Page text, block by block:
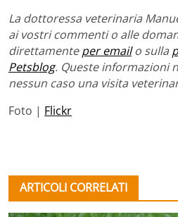
La dottoressa veterinaria
ai vostri commenti o alle
direttamenteper emailo sulla
Petsblog. Queste informazioni
nessun caso una visita
Foto | Flickr
ARTICOLI CORRELATI